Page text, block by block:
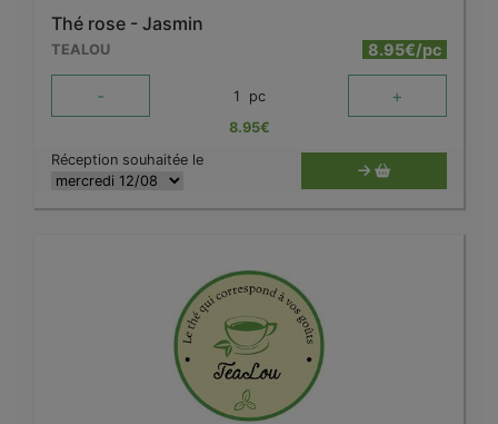
Thé rose - Jasmin
TEALOU 8.95€/pc
- 1 pc +
8.95€
Réception souhaitée le